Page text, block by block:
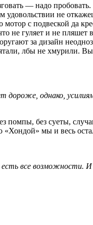
— надо
не
с подвеской да
гуляет и не пляшет
за дизайн
лбы не
однако,
помпы, без суеты,
«Хондой» мы и весь
все возможности. И